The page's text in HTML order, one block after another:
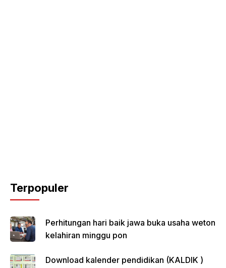
Terpopuler
Perhitungan hari baik jawa buka usaha weton
kelahiran minggu pon
Download kalender pendidikan (KALDIK )